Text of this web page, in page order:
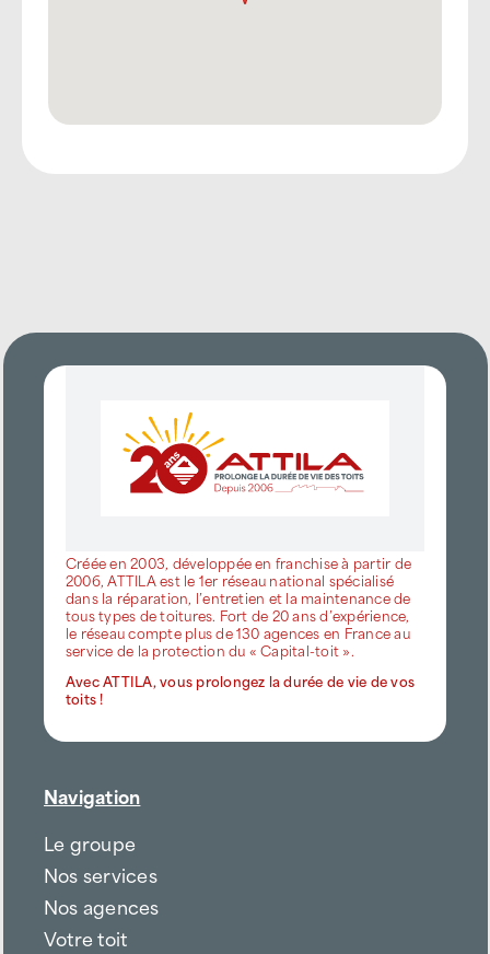
Créée en 2003, développée en franchise à partir de
2006, ATTILA est le 1er réseau national spécialisé
dans la réparation, l’entretien et la maintenance de
tous types de toitures. Fort de 20 ans d’expérience,
le réseau compte plus de 130 agences en France au
service de la protection du « Capital-toit ».
Avec ATTILA, vous prolongez la durée de vie de vos
toits !
Navigation
Le groupe
Nos services
Nos agences
Votre toit